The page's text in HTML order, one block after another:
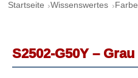
Startseite Wissenswertes Farbe
S2502-G50Y – Grau